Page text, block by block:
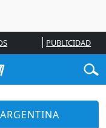
PUBLICIDAD